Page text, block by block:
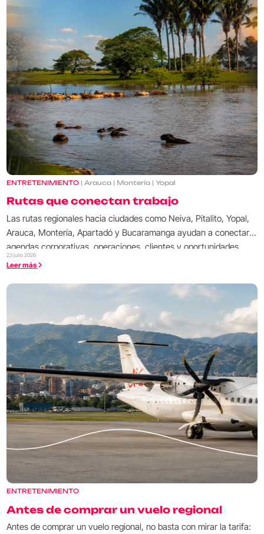
ENTRETENIMIENTO | Arauca | Montería | Yopal
Rutas que conectan trabajo
Las rutas regionales hacia ciudades como Neiva, Pitalito, Yopal,
Arauca, Montería, Apartadó y Bucaramanga ayudan a conectar
agendas corporativas, operaciones, clientes y oportunidades
fuera de las grandes capitales.
23 julio 2026
Leer más
ENTRETENIMIENTO
Antes de comprar un vuelo regional
Antes de comprar un vuelo regional, no basta con mirar la tarifa: